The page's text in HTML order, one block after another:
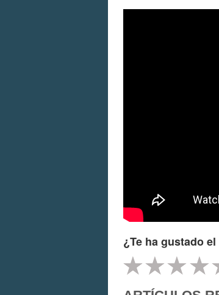
¿Te ha gustado